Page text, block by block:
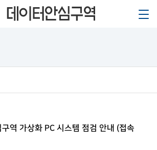
역 가상화 PC 시스템 점검 안내 (접속